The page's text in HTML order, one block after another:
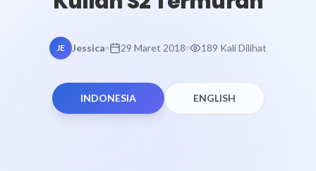
JE Jessica 29 Maret 2018 189 Kali Dilihat
INDONESIA ENGLISH